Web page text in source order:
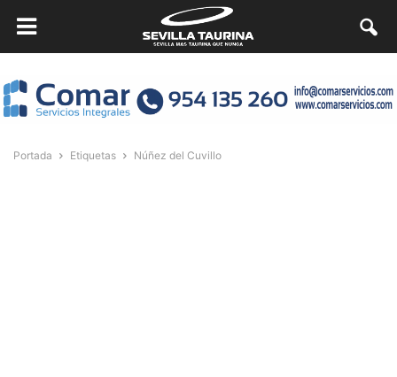
Portada Etiquetas Núñez del Cuvillo